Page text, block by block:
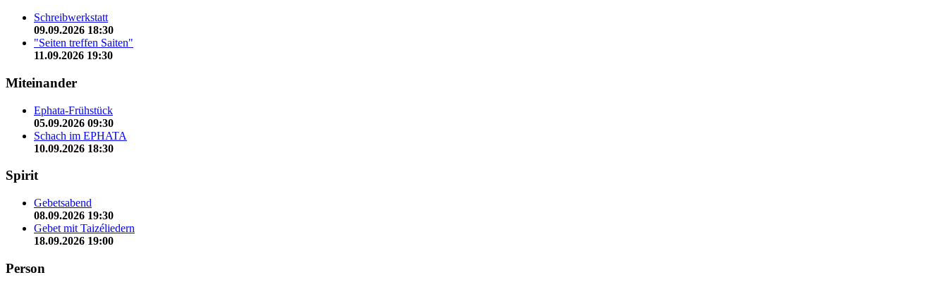
Schreibwerkstatt
09.09.2026 18:30
"Seiten treffen Saiten"
11.09.2026 19:30
Miteinander
Ephata-Frühstück
05.09.2026 09:30
Schach im EPHATA
10.09.2026 18:30
Spirit
Gebetsabend
08.09.2026 19:30
Gebet mit Taizéliedern
18.09.2026 19:00
Person